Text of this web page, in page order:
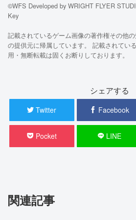
©WFS Developed by WRIGHT FLYER
Key
記載されているゲーム画像の著作権その他
の提供元に帰属しています。 記載されてい
用・無断転載は固くお断りしております。
シェアする
Twitter Facebook
Pocket LINE
関連記事